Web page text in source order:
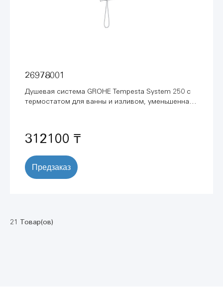
26978001
Душевая система GROHE Tempesta System 250 с
термостатом для ванны и изливом, уменьшенная
312100 ₸
Предзаказ
21 Товар(ов)